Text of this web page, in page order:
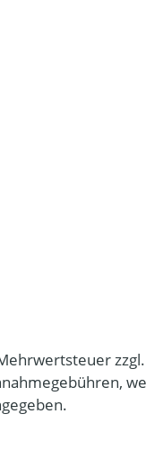
zzgl.